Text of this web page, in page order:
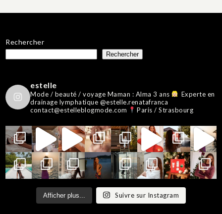
publications
Rechercher
Rechercher
estelle
Mode / beauté / voyage Maman : Alma 3 ans
Experte en
drainage lymphatique @estelle.renatafranca
contact@estelleblogmode.com
Paris / Strasbourg
Afficher plus... Suivre sur Instagram